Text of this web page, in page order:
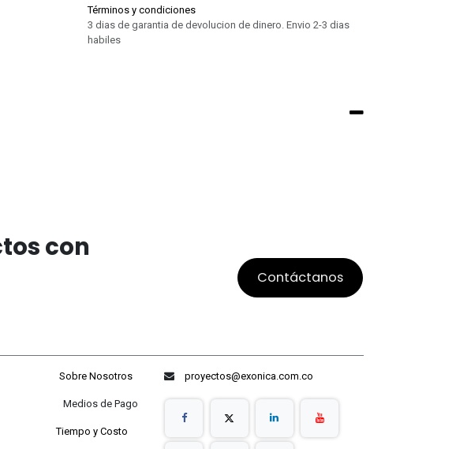
Términos y condiciones
3 dias de garantia de devolucion de dinero. Envio 2-3 dias
habiles
con
Contáctanos
Sobre Nosotros
de Pago
Tiempo y Costo
proyectos@exonica.com.co